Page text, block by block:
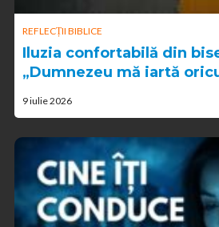
REFLECȚII BIBLICE
Iluzia confortabilă din
„Dumnezeu mă iartă
9 iulie 2026